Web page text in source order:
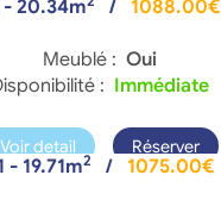
- 20.34m / 1088.00€
Meublé : Oui
: Immédiate
Voir detail Réserver
- 19.71m2 / 1075.00€